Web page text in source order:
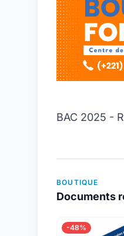
BAC 2025 -
BOUTIQUE
Documents
-48%